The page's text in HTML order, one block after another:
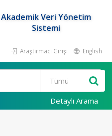
Akademik Veri Yönetim
Sistemi
Araştırmacı Girişi English
Detaylı Arama